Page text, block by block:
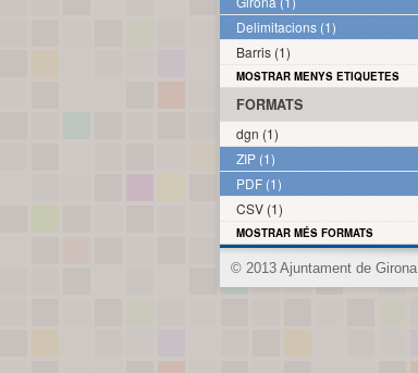
Delimitacions (1)
Barris (1)
MOSTRAR MENYS ETIQUETES
FORMATS
dgn (1)
ZIP (1)
PDF (1)
CSV (1)
MOSTRAR MÉS FORMATS
© 2013 Ajuntament de Girona